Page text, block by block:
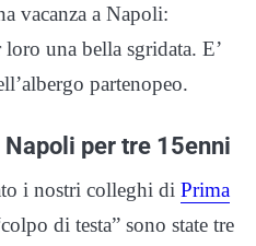
vacanza a Napoli:
una bella sgridata. E’
partenopeo.
Napoli per tre 15enni
i nostri colleghi di Prima
di testa” sono state tre